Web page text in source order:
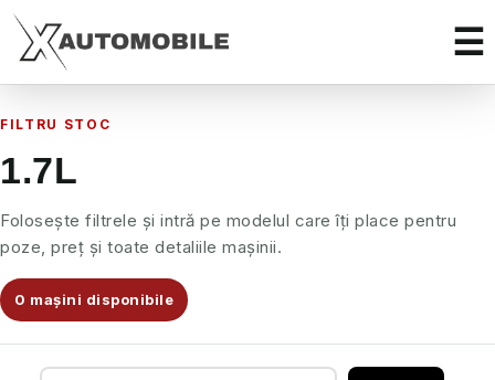
FILTRU STOC
1.7L
Folosește filtrele și intră pe modelul care îți place pentru
poze, preț și toate detaliile mașinii.
0 mașini disponibile